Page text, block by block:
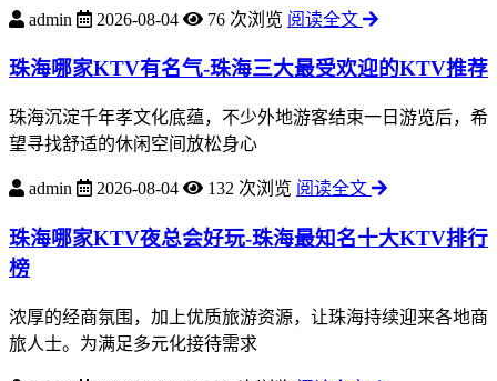
admin 2026-08-04 76 次浏览 阅读全文
珠海哪家KTV有名气-珠海三大最受欢迎的KTV推荐
珠海沉淀千年孝文化底蕴，不少外地游客结束一日游览后，希
望寻找舒适的休闲空间放松身心
admin 2026-08-04 132 次浏览 阅读全文
珠海哪家KTV夜总会好玩-珠海最知名十大KTV排行
榜
浓厚的经商氛围，加上优质旅游资源，让珠海持续迎来各地商
旅人士。为满足多元化接待需求